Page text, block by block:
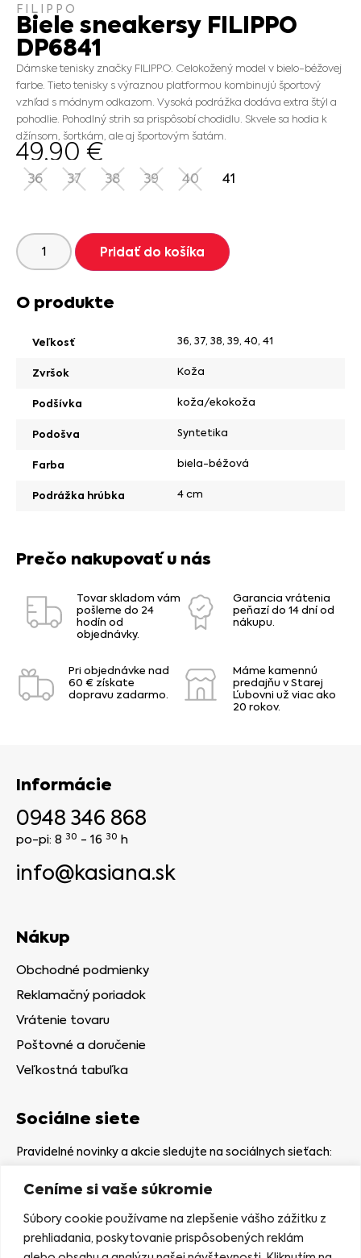
Ceníme si vaše súkromie
Súbory cookie používame na zlepšenie vášho zážitku z
prehliadania, poskytovanie prispôsobených reklám
FILIPPO
Biele sneakersy FILIPPO
DP6841
Dámske tenisky značky FILIPPO. Celokožený model v bielo-béžovej
farbe. Tieto tenisky s výraznou platformou kombinujú športový
vzhľad s módnym odkazom. Vysoká podrážka dodáva extra štýl a
pohodlie. Pohodlný strih sa prispôsobí chodidlu. Skvele sa hodia k
džínsom, šortkám, ale aj športovým šatám.
49.90 €
36 37 38 39 40 41
Pridať do košíka
O produkte
Veľkosť 36, 37, 38, 39, 40, 41
Zvršok Koža
Podšívka koža/ekokoža
Podošva Syntetika
Farba biela-béžová
Podrážka hrúbka 4 cm
Prečo nakupovať u nás
Tovar skladom vám
pošleme do 24
hodín od
objednávky.
Garancia vrátenia
peňazí do 14 dní od
nákupu.
Pri objednávke nad
60 € získate
dopravu zadarmo.
Máme kamennú
predajňu v Starej
Ľubovni už viac ako
20 rokov.
Informácie
0948 346 868
po-pi: 8 30 - 16 30 h
info@kasiana.sk
Nákup
Obchodné podmienky
Reklamačný poriadok
Vrátenie tovaru
Poštovné a doručenie
Veľkostná tabuľka
Sociálne siete
Pravidelné novinky a akcie sledujte na sociálnych sieťach: